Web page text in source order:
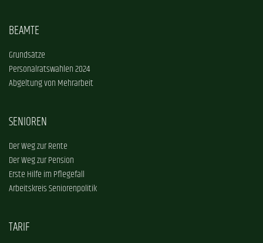
BEAMTE
Grundsätze
Personalratswahlen 2024
Abgeltung von Mehrarbeit
SENIOREN
Der Weg zur Rente
Der Weg zur Pension
Erste Hilfe im Pflegefall
Arbeitskreis Seniorenpolitik
TARIF